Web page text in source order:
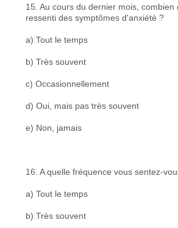
15. Au cours du dernier mois, combien
ressenti des symptômes d'anxiété ?
a) Tout le temps
b) Très souvent
c) Occasionnellement
d) Oui, mais pas très souvent
e) Non, jamais
16. A quelle fréquence vous sentez-
a) Tout le temps
b) Très souvent